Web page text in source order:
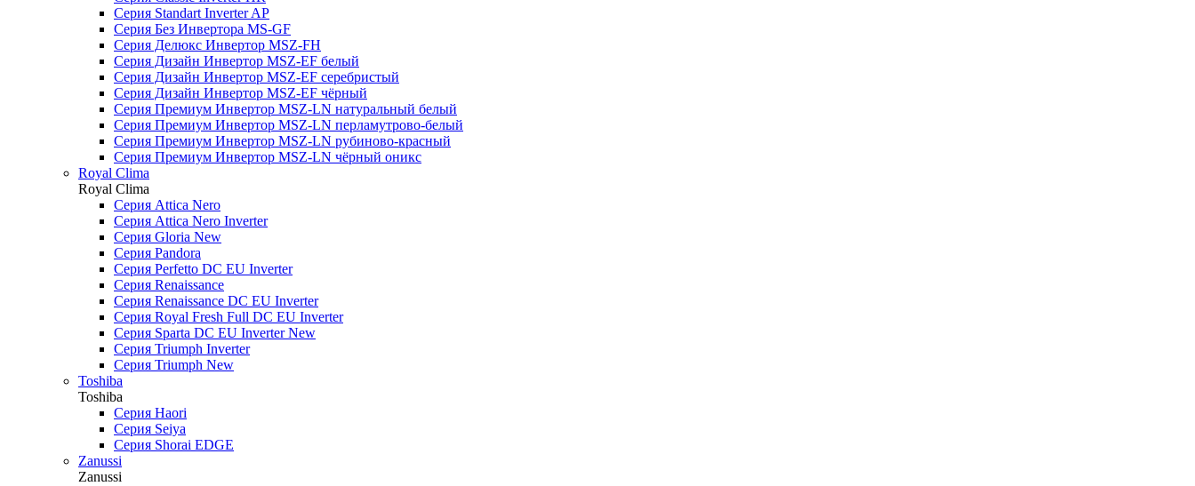
Серия Standart Inverter AP
Серия Без Инвертора MS-GF
Серия Делюкс Инвертор MSZ-FH
Серия Дизайн Инвертор MSZ-EF белый
Серия Дизайн Инвертор MSZ-EF серебристый
Серия Дизайн Инвертор MSZ-EF чёрный
Серия Премиум Инвертор MSZ-LN натуральный белый
Серия Премиум Инвертор MSZ-LN перламутрово-белый
Серия Премиум Инвертор MSZ-LN рубиново-красный
Серия Премиум Инвертор MSZ-LN чёрный оникс
Royal Clima
Royal Clima
Серия Attica Nero
Серия Attica Nero Inverter
Серия Gloria New
Серия Pandora
Серия Perfetto DC EU Inverter
Серия Renaissance
Серия Renaissance DC EU Inverter
Серия Royal Fresh Full DC EU Inverter
Серия Sparta DC EU Inverter New
Серия Triumph Inverter
Серия Triumph New
Toshiba
Toshiba
Серия Haori
Серия Seiya
Серия Shorai EDGE
Zanussi
Zanussi